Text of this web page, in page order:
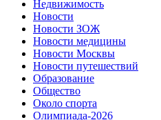
Недвижимость
Новости
Новости ЗОЖ
Новости медицины
Новости Москвы
Новости путешествий
Образование
Общество
Около спорта
Олимпиада-2026